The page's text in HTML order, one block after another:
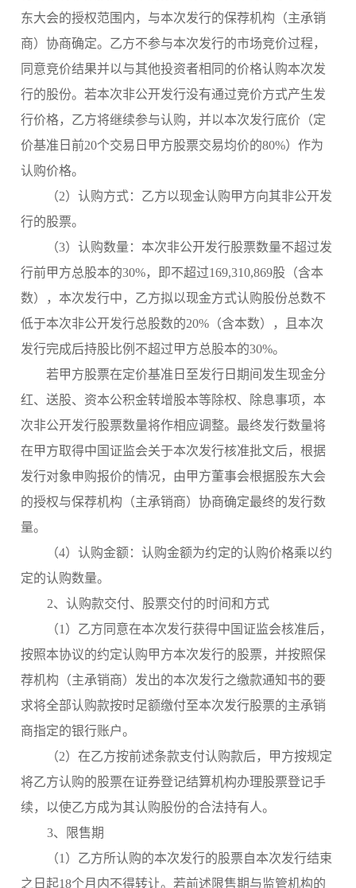
东大会的授权范围内，与本次发行的保荐机构（主承销
商）协商确定。乙方不参与本次发行的市场竞价过程，
同意竞价结果并以与其他投资者相同的价格认购本次发
行的股份。若本次非公开发行没有通过竞价方式产生发
行价格，乙方将继续参与认购，并以本次发行底价（定
价基准日前20个交易日甲方股票交易均价的80%）作为
认购价格。
（2）认购方式：乙方以现金认购甲方向其非公开发
行的股票。
（3）认购数量：本次非公开发行股票数量不超过发
行前甲方总股本的30%，即不超过169,310,869股（含本
数），本次发行中，乙方拟以现金方式认购股份总数不
低于本次非公开发行总股数的20%（含本数），且本次
发行完成后持股比例不超过甲方总股本的30%。
若甲方股票在定价基准日至发行日期间发生现金分
红、送股、资本公积金转增股本等除权、除息事项，本
次非公开发行股票数量将作相应调整。最终发行数量将
在甲方取得中国证监会关于本次发行核准批文后，根据
发行对象申购报价的情况，由甲方董事会根据股东大会
的授权与保荐机构（主承销商）协商确定最终的发行数
量。
（4）认购金额：认购金额为约定的认购价格乘以约
定的认购数量。
2、认购款交付、股票交付的时间和方式
（1）乙方同意在本次发行获得中国证监会核准后，
按照本协议的约定认购甲方本次发行的股票，并按照保
荐机构（主承销商）发出的本次发行之缴款通知书的要
求将全部认购款按时足额缴付至本次发行股票的主承销
商指定的银行账户。
（2）在乙方按前述条款支付认购款后，甲方按规定
将乙方认购的股票在证券登记结算机构办理股票登记手
续，以使乙方成为其认购股份的合法持有人。
3、
限售期
（1）乙方所认购的本次发行的股票自本次发行结束
之日起18个月内不得转让。若前述限售期与监管机构的